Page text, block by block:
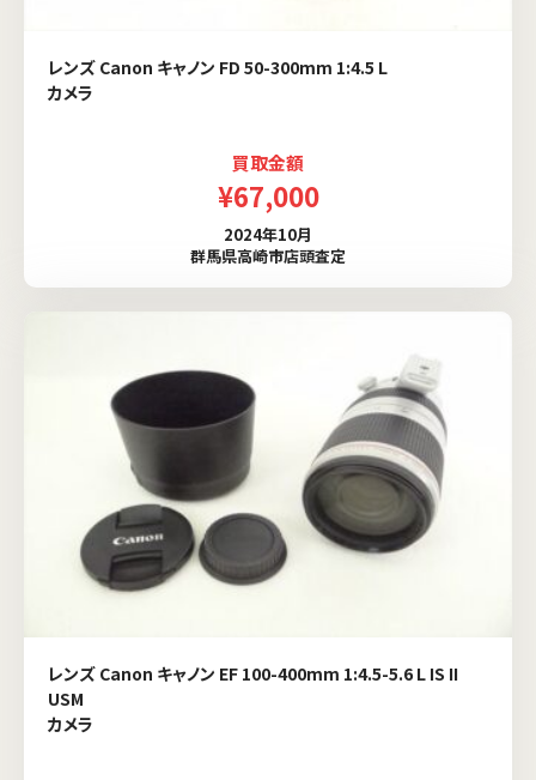
レンズ Canon キャノン FD 50-300mm 1:4.5 L
カメラ
買取金額
¥67,000
2024年10月
群馬県高崎市店頭査定
レンズ Canon キャノン EF 100-400mm 1:4.5-5.6 L IS II
USM
カメラ